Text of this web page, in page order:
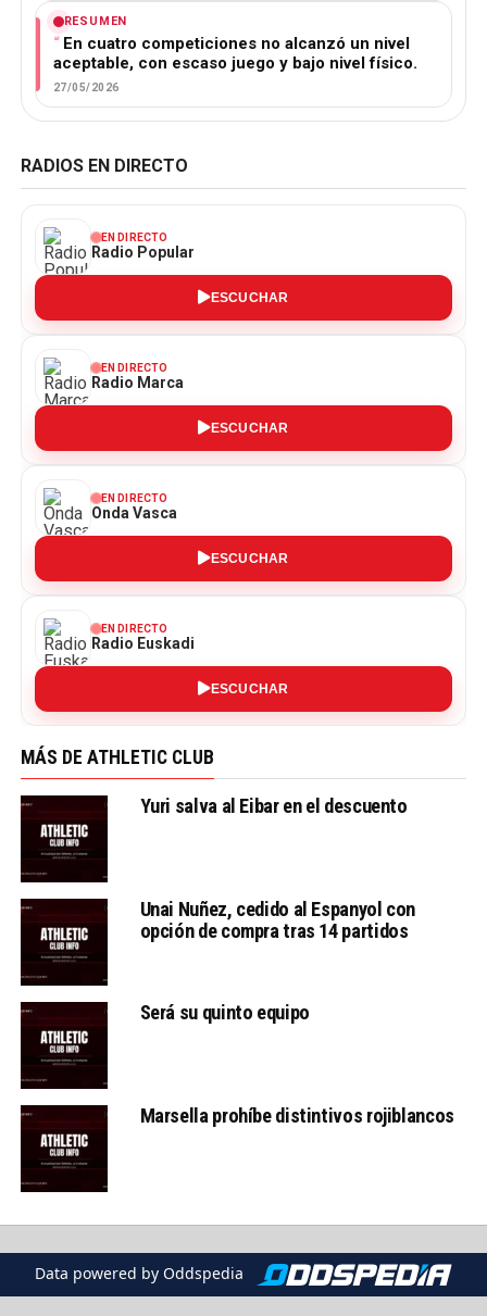
RESUMEN
En cuatro competiciones no alcanzó un nivel
aceptable, con escaso juego y bajo nivel físico.
27/05/2026
RADIOS EN DIRECTO
EN DIRECTO
Radio Popular
ESCUCHAR
EN DIRECTO
Radio Marca
ESCUCHAR
EN DIRECTO
Onda Vasca
ESCUCHAR
EN DIRECTO
Radio Euskadi
ESCUCHAR
MÁS DE ATHLETIC CLUB
Yuri salva al Eibar en el descuento
Unai Nuñez, cedido al Espanyol con
opción de compra tras 14 partidos
Será su quinto equipo
Marsella prohíbe distintivos rojiblancos
Data powered by Oddspedia